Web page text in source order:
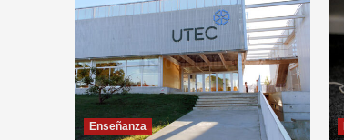
Enseñanza